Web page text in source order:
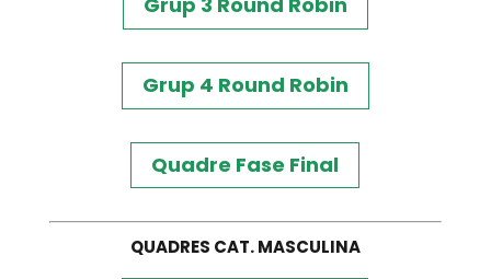
Grup 4 Round Robin
Quadre Fase Final
QUADRES CAT. MASCULINA